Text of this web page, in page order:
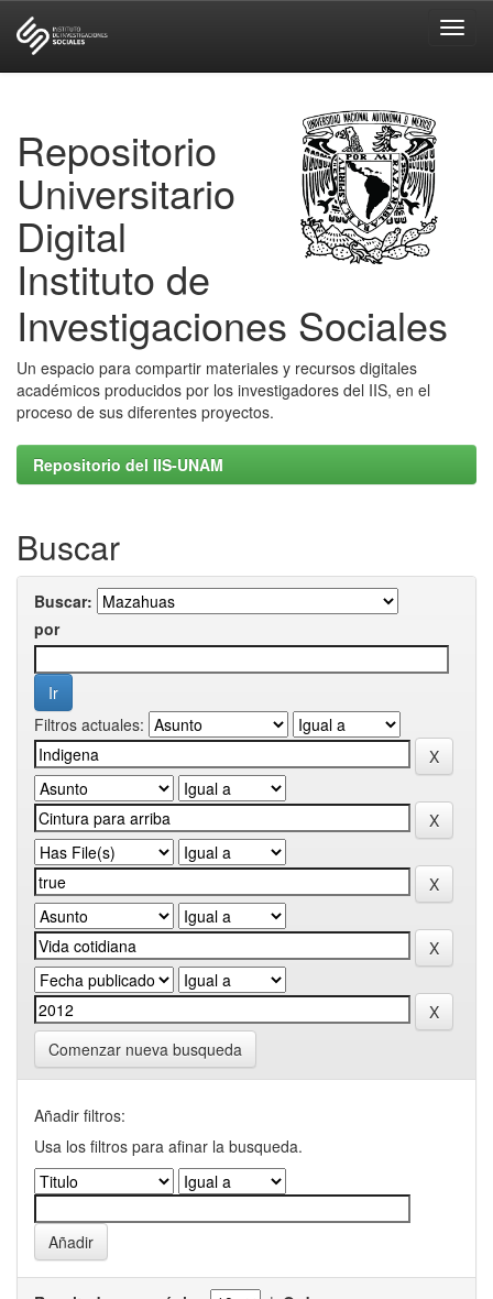
Repositorio
Universitario
Digital
Instituto de
Investigaciones Sociales
Un espacio para compartir materiales y recursos digitales
académicos producidos por los investigadores del IIS, en el
proceso de sus diferentes proyectos.
Repositorio del IIS-UNAM
Buscar
Buscar:
por
Filtros actuales:
Comenzar nueva busqueda
Añadir filtros:
Usa los filtros para afinar la busqueda.